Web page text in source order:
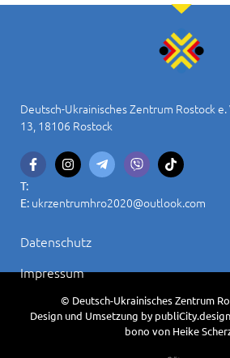
Deutsch-Ukrainisches Zentrum Rostock e.
13, 18106 Rostock
T:
E: ukrzentrumhro2020@outlook.com
Datenschutz
Impressum
© Deutsch-Ukrainisches Zentrum
Design und Umsetzung by
bono von Heike